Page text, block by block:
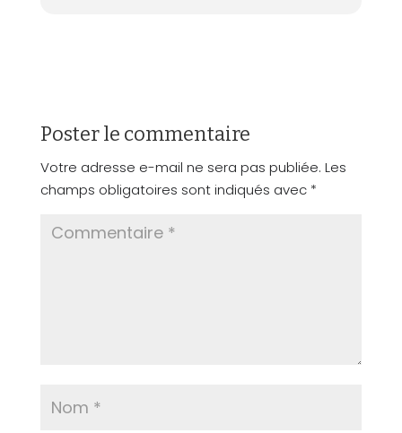
Poster le commentaire
Votre adresse e-mail ne sera pas publiée. Les
champs obligatoires sont indiqués avec *